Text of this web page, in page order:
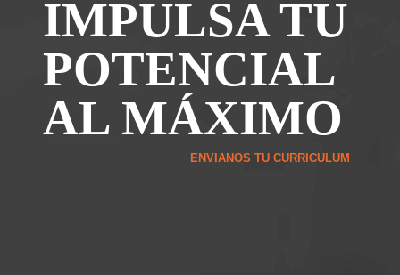
IMPULSA TU
POTENCIAL
AL MÁXIMO
ENVIANOS TU CURRICULUM